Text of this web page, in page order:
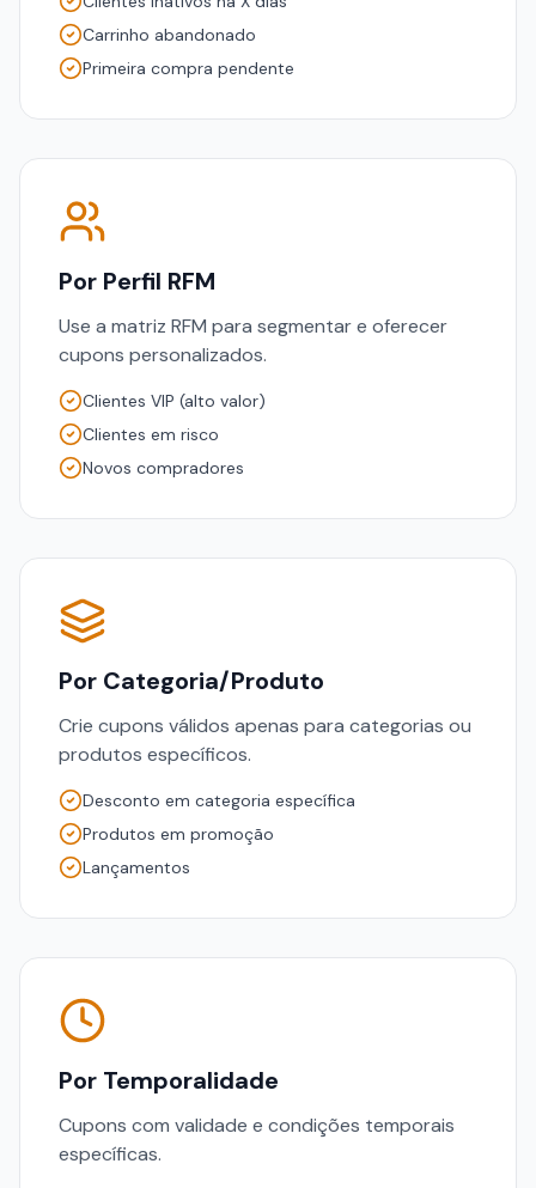
Carrinho abandonado
Primeira compra pendente
Por Perfil RFM
Use a matriz RFM para segmentar e oferecer
cupons personalizados.
Clientes VIP (alto valor)
Clientes em risco
Novos compradores
Por Categoria/Produto
Crie cupons válidos apenas para categorias ou
produtos específicos.
Desconto em categoria específica
Produtos em promoção
Lançamentos
Por Temporalidade
Cupons com validade e condições temporais
específicas.